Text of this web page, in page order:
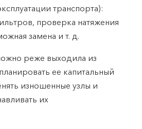
транспорта):
проверка натяжения
замена и т. д.
реже выходила из
ее капитальный
изношенные узлы и
их